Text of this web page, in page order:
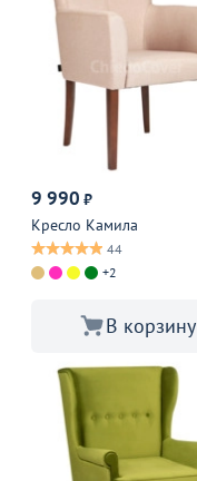
9 990 ₽
Кресло Камила
44
+2
В корзину